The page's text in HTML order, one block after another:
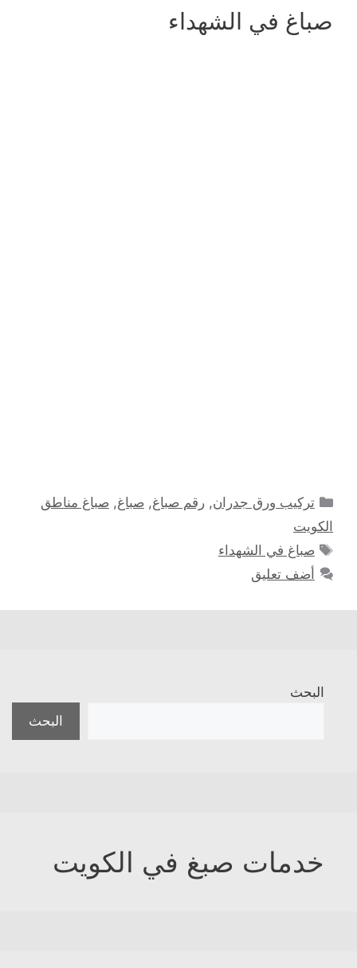
صباغ في الشهداء
التصنيفات
تركيب ورق جدران,رقم صباغ, صباغ, صباغ مناطق
الكويت
الوسوم
صباغ في الشهداء
أضف تعليق
البحث
البحث
خدمات صبغ في الكويت